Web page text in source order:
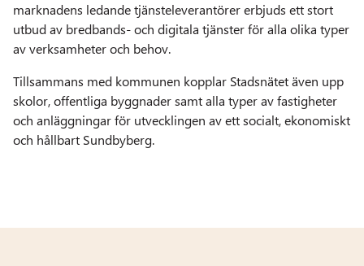
marknadens ledande tjänsteleverantörer erbjuds ett stort
utbud av bredbands- och digitala tjänster för alla olika typer
av verksamheter och behov.
Tillsammans med kommunen kopplar Stadsnätet även upp
skolor, offentliga byggnader samt alla typer av fastigheter
och anläggningar för utvecklingen av ett socialt, ekonomiskt
och hållbart Sundbyberg.